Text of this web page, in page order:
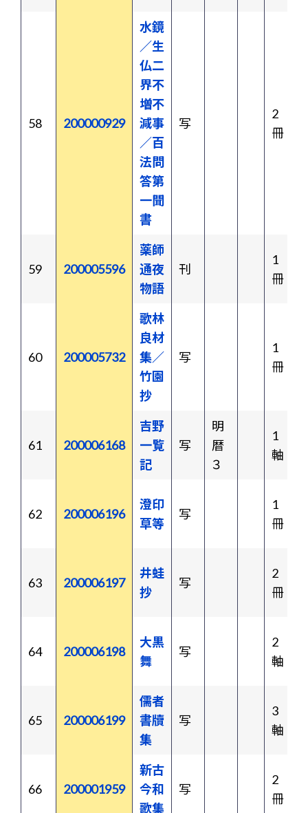
58 200000929
水鏡
／生
仏二
界不
増不
減事
／百
法問
答第
一聞
書
写
2
冊
59 200005596
薬師
通夜
物語
刊
1
冊
60 200005732
歌林
良材
集／
竹園
抄
写
1
冊
61 200006168
吉野
一覧
記
写
明
暦
３
1
軸
62 200006196
澄印
草等
写
1
冊
63 200006197
井蛙
抄
写
2
冊
64 200006198
大黒
舞
写
2
軸
65 200006199
儒者
書牘
集
写
3
軸
66 200001959
新古
今和
歌集
写
2
冊